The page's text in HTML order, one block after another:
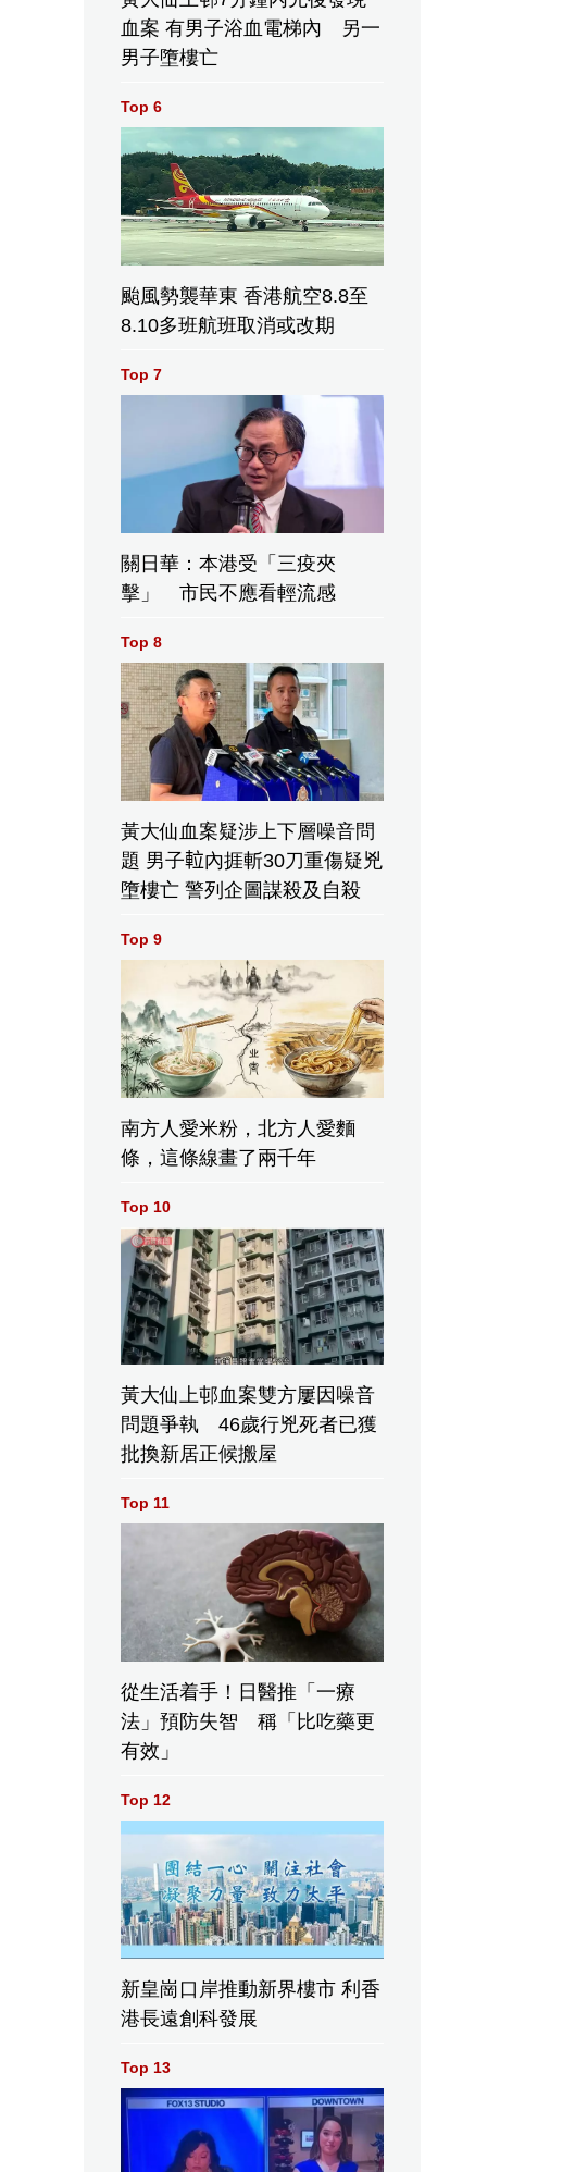
血案 有男子浴血電梯內 另一
男子墮樓亡
Top 6
颱風勢襲華東 香港航空8.8至
8.10多班航班取消或改期
Top 7
關日華：本港受「三疫夾
擊」 市民不應看輕流感
Top 8
黃大仙血案疑涉上下層噪音問
題 男子𨋢內捱斬30刀重傷疑兇
墮樓亡 警列企圖謀殺及自殺
Top 9
南方人愛米粉，北方人愛麵
條，這條線畫了兩千年
Top 10
黃大仙上邨血案雙方屢因噪音
問題爭執 46歲行兇死者已獲
批換新居正候搬屋
Top 11
從生活着手！日醫推「一療
法」預防失智 稱「比吃藥更
有效」
Top 12
新皇崗口岸推動新界樓市 利香
港長遠創科發展
Top 13